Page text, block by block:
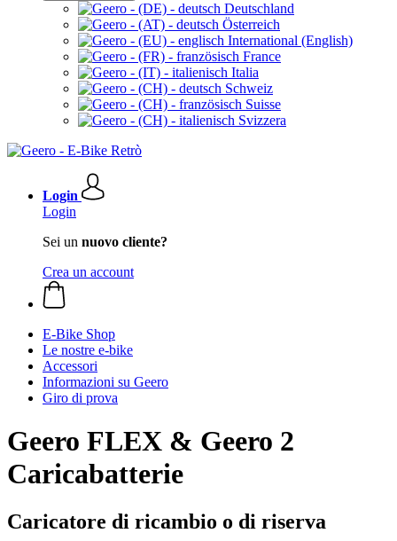
Deutschland
Österreich
International (English)
France
Italia
Schweiz
Suisse
Svizzera
Login
Login
Sei un nuovo cliente?
Crea un account
E-Bike Shop
Le nostre e-bike
Accessori
Informazioni su Geero
Giro di prova
Geero FLEX & Geero 2
Caricabatterie
Caricatore di ricambio o di riserva